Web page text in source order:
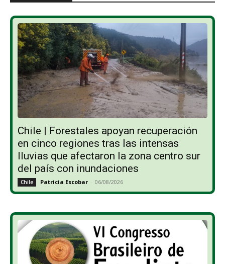
Chile | Forestales apoyan recuperación
en cinco regiones tras las intensas
lluvias que afectaron la zona centro sur
del país con inundaciones
Chile Patricia Escobar - 06/08/2026